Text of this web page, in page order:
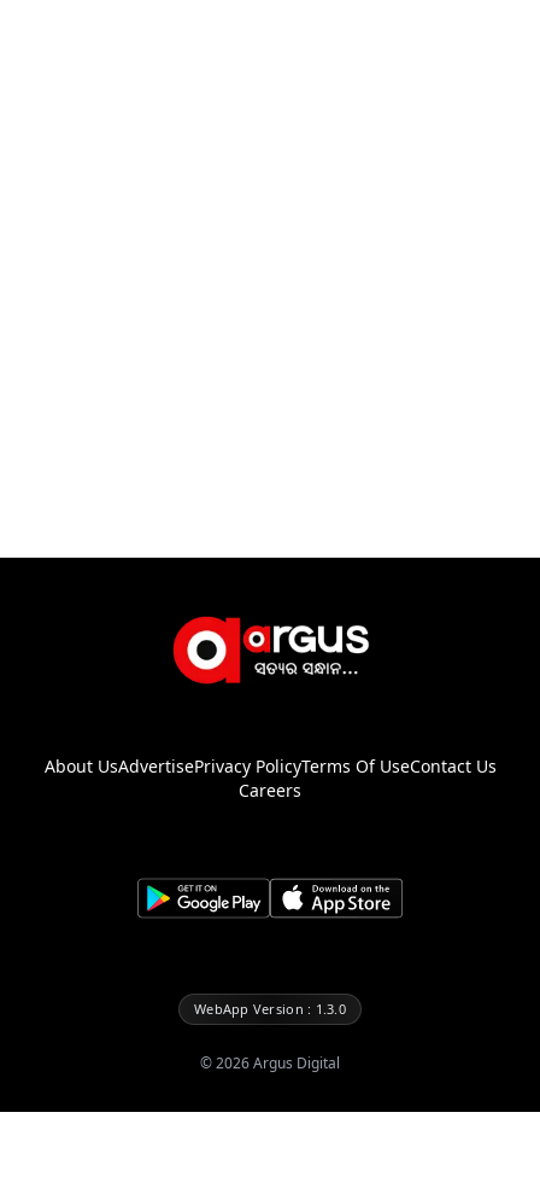
About UsAdvertisePrivacy PolicyTerms Of UseContact Us
Careers
WebApp Version : 1.3.0
©2026Argus Digital